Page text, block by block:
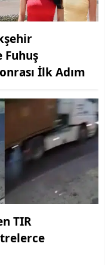
Fuhuş
İlk Adım
TIR